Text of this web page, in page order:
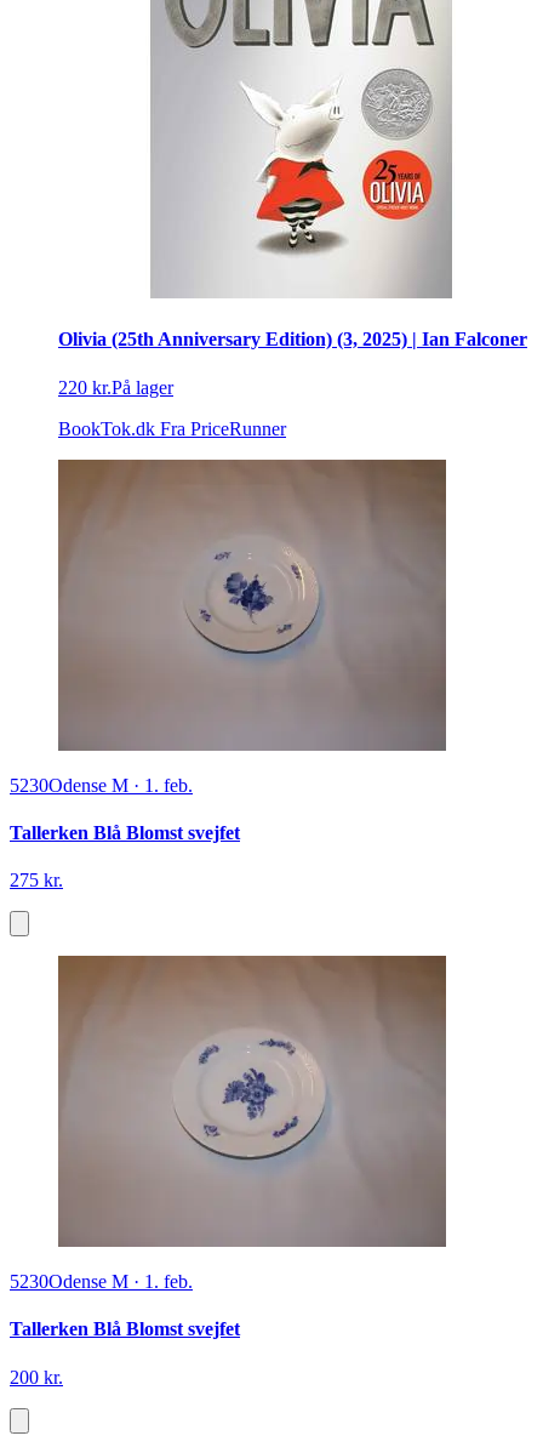
Olivia (25th Anniversary Edition) (3, 2025) | Ian Falconer
220 kr.På lager
BookTok.dk Fra PriceRunner
5230Odense M · 1. feb.
Tallerken Blå Blomst svejfet
275 kr.
5230Odense M · 1. feb.
Tallerken Blå Blomst svejfet
200 kr.